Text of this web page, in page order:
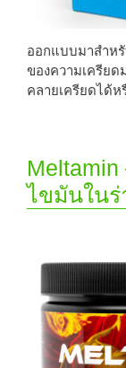
ออกแบบมาสำห
ของความเครียด
คลายเครียดได้ห
ไขมันในร่